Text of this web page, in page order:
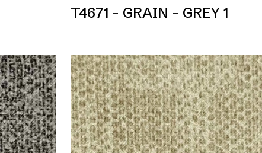
T4671 - GRAIN - GREY 1